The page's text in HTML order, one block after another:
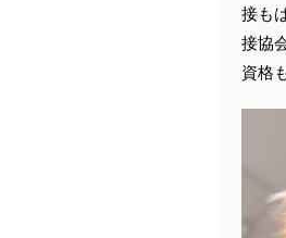
接も
接協
資格